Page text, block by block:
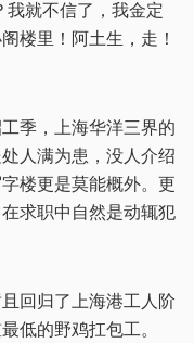
我就不信了，我金定
楼里！阿土生，走！
季，上海华洋三界的
人满为患，没人介绍
楼更是莫能概外。更
求职中自然是动辄犯
回归了上海港工人阶
低的野鸡扛包工。